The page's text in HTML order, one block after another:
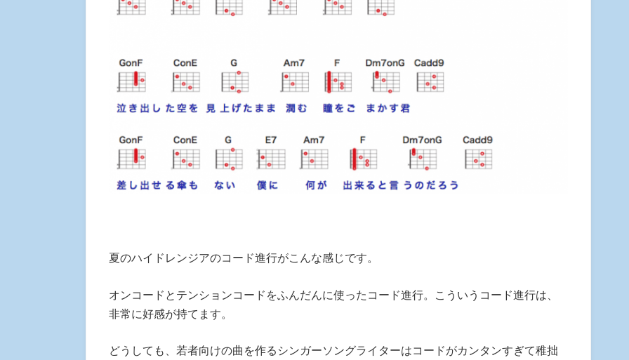
夏のハイドレンジアのコード進行がこんな感じです。
オンコードとテンションコードをふんだんに使ったコード進行。こういうコード進行は、
非常に好感が持てます。
どうしても、若者向けの曲を作るシンガーソングライターはコードがカンタンすぎて稚拙